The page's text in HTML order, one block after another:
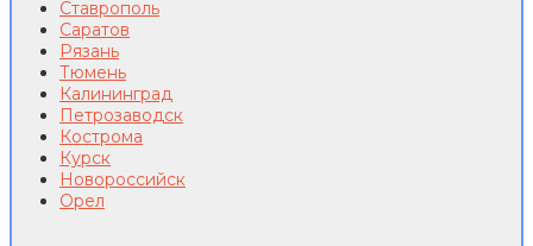
Ставрополь
Саратов
Рязань
Тюмень
Калининград
Петрозаводск
Кострома
Курск
Новороссийск
Орел